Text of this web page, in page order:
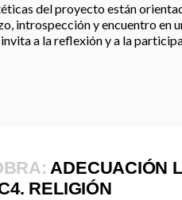
del proyecto están
introspección y encuentro en
a la reflexión y a la
ADECUACIÓN
RELIGIÓN